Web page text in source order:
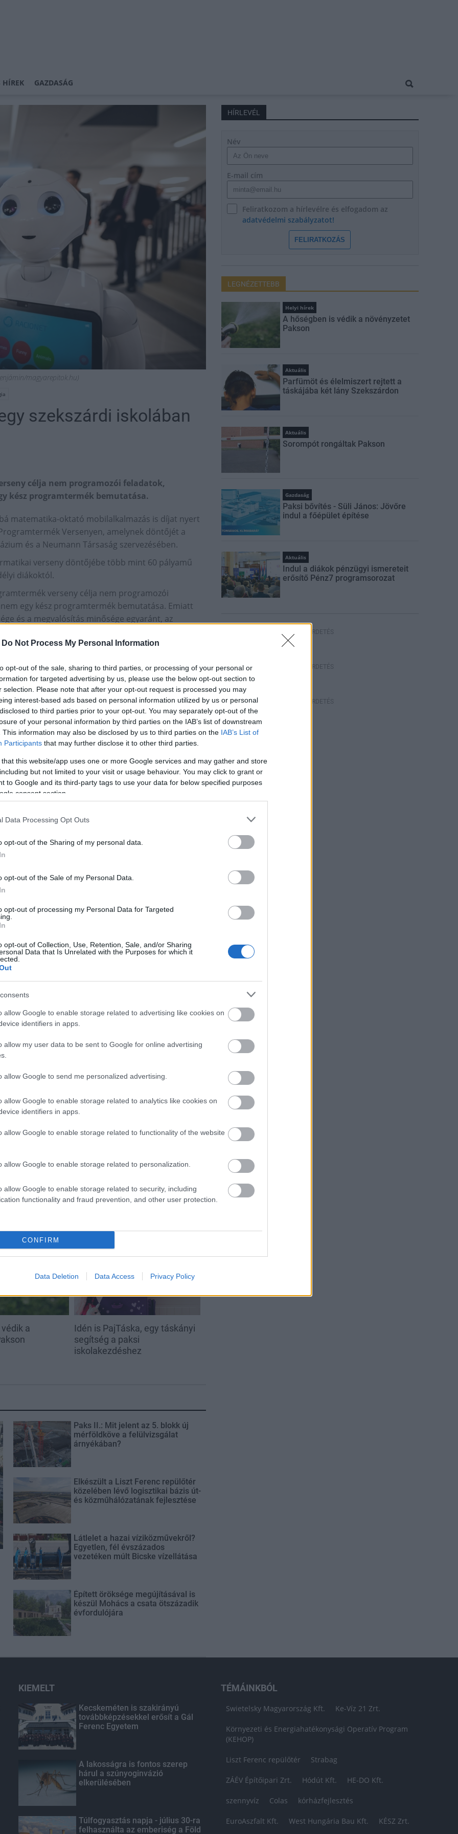
Do Not Process My Personal Information
opt-out of the sale, sharing to third parties, or processing of your personal or
for targeted advertising by us, please use the below opt-out section to
selection. Please note that after your opt-out request is processed you may
interest-based ads based on personal information utilized by us or personal
to third parties prior to your opt-out. You may separately opt-out of the
of your personal information by third parties on the IAB’s list of downstream
This information may also be disclosed by us to third parties on the IAB’s List of
Participants that may further disclose it to other third parties.
that this website/app uses one or more Google services and may gather and store
but not limited to your visit or usage behaviour. You may click to grant or
to Google and its third-party tags to use your data for below specified purposes
consent section.
Data Processing Opt Outs
opt-out of the Sharing of my personal data.
opt-out of the Sale of my Personal Data.
opt-out of processing my Personal Data for Targeted
opt-out of Collection, Use, Retention, Sale, and/or Sharing
Data that Is Unrelated with the Purposes for which it
allow Google to enable storage related to advertising like cookies on
identifiers in apps.
allow my user data to be sent to Google for online advertising
allow Google to send me personalized advertising.
allow Google to enable storage related to analytics like cookies on
identifiers in apps.
allow Google to enable storage related to functionality of the website
allow Google to enable storage related to personalization.
allow Google to enable storage related to security, including
functionality and fraud prevention, and other user protection.
CONFIRM
Data Deletion Data Access Privacy Policy
HÍREK GAZDASÁG
magyarepitok.hu)
szekszárdi iskolában
célja nem programozói feladatok,
kész programtermék bemutatása.
matematika-oktató mobilalkalmazás is díjat nyert
Versenyen, amelynek döntőjét a
és a Neumann Társaság szervezésében.
verseny döntőjébe több mint 60 pályamű
diákoktól.
verseny célja nem programozói
egy kész programtermék bemutatása. Emiatt
és a megvalósítás minősége egyaránt, az
tudása számít, hanem a kreativitás és az
53-at díjazott.
Gyakorló Általános Iskola és Gimnázium
androidos matematika-oktató alkalmazása,
tett, így mostanra több mint tízezren töltöttek le.
volt valamennyi projekt
hasonlító, Hjugo nevű robotjával nyert
és beszédével kápráztatta el a zsűrit. A
oldotta meg.
Gimnázium diákjai egy drónvezérlésű
a terepet, hogy lehetővé tegye a robotpók
Gimnázium diákja saját álomházát
tervezőszoftverrel.
szakmai tudása mellett szívvel-lélekkel valósította
olyan termék megvalósításához, amely
használni. Ez a verseny régóta arról szól,
a terméküket, és ehhez egy szerethető, jó
László zsűrielnököt, a szervező Neumann
Tehetségprogram, a Paksi Atomerőmű, a
as megalapítása óta vállal szerepet a digitális
között kiemelt az informatikai tehetséggondozás,
Tihamér Országos Középiskolai
Országos Számítástechnikai Tanulmányi
a
Idén is PajTáska, egy táskányi
segítség a paksi
iskolakezdéshez
Paks II.: Mit jelent az 5. blokk új
mérföldköve a felülvizsgálat
árnyékában?
Elkészült a Liszt Ferenc repülőtér
közelében lévő logisztikai bázis út-
és közműhálózatának fejlesztése
Látlelet a hazai víziközművekről?
Egyetlen, fél évszázados
vezetéken múlt Bicske vízellátása
Épített öröksége megújításával is
készül Mohács a csata ötszázadik
évfordulójára
HÍRLEVÉL
Név
E-mail cím
Feliratkozom a hírlevélre és elfogadom az
adatvédelmi szabályzatot!
FELIRATKOZÁS
LEGNÉZETTEBB
Helyi hírek
A hőségben is védik a növényzetet
Pakson
Aktuális
Parfümöt és élelmiszert rejtett a
táskájába két lány Szekszárdon
Aktuális
Sorompót rongáltak Pakson
Gazdaság
Paksi bővítés - Süli János: Jövőre
indul a főépület építése
Aktuális
Indul a diákok pénzügyi ismereteit
erősítő Pénz7 programsorozat
HIRDETÉS
HIRDETÉS
HIRDETÉS
KIEMELT
Kecskeméten is szakirányú
továbbképzésekkel erősít a Gál
Ferenc Egyetem
A lakosságra is fontos szerep
hárul a szúnyoginvázió
elkerülésében
Túlfogyasztás napja - július 30-ra
felhasználta az emberiség a Föld
TÉMÁINKBÓL
Swietelsky Magyarország Kft. Ke-Víz 21 Zrt.
Környezeti és Energiahatékonysági Operatív Program
(KEHOP)
Liszt Ferenc repülőtér Strabag
ZÁÉV Építőipari Zrt. Hódút Kft. HE-DO Kft.
szennyvíz Colas kórházfejlesztés
EuroAszfalt Kft. West Hungária Bau Kft. KÉSZ Zrt.